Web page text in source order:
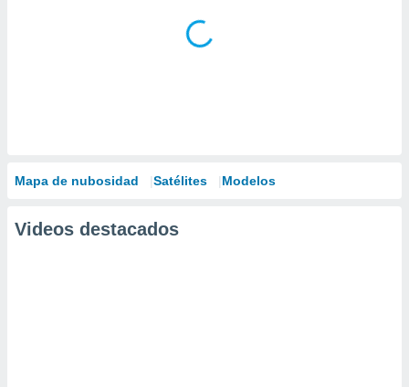
Mapa de nubosidad Satélites Modelos
Videos destacados